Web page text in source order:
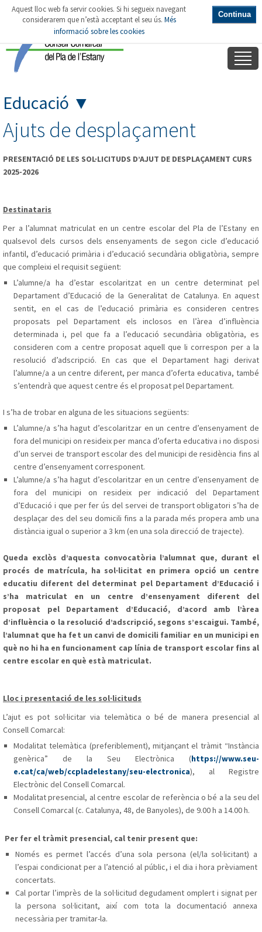
Educació ▼
Ajuts de desplaçament
PRESENTACIÓ DE LES SOL·LICITUDS D’AJUT DE DESPLAÇAMENT CURS
2025-2026
Destinataris
Per a l’alumnat matriculat en un centre escolar del Pla de l’Estany en
qualsevol dels cursos dels ensenyaments de segon cicle d’educació
infantil, d’educació primària i d’educació secundària obligatòria, sempre
que compleixi el requisit següent:
L’alumne/a ha d’estar escolaritzat en un centre determinat pel
Departament d’Educació de la Generalitat de Catalunya. En aquest
sentit, en el cas de l’educació primària es consideren centres
proposats pel Departament els inclosos en l’àrea d’influència
determinada i, pel que fa a l’educació secundària obligatòria, es
consideren com a centre proposat aquell que li correspon per a la
resolució d’adscripció. En cas que el Departament hagi derivat
l’alumne/a a un centre diferent, per manca d’oferta educativa, també
s’entendrà que aquest centre és el proposat pel Departament.
I s’ha de trobar en alguna de les situacions següents:
L’alumne/a s’ha hagut d’escolaritzar en un centre d’ensenyament de
fora del municipi on resideix per manca d’oferta educativa i no disposi
d’un servei de transport escolar des del municipi de residència fins al
centre d’ensenyament corresponent.
L’alumne/a s’ha hagut d’escolaritzar en un centre d’ensenyament de
fora del municipi on resideix per indicació del Departament
d’Educació i que per fer ús del servei de transport obligatori s’ha de
desplaçar des del seu domicili fins a la parada més propera amb una
distància igual o superior a 3 km (en una sola direcció de trajecte).
Queda exclòs d’aquesta convocatòria l’alumnat que, durant el
procés de matrícula, ha sol·licitat en primera opció un centre
educatiu diferent del determinat pel Departament d’Educació i
s’ha matriculat en un centre d’ensenyament diferent del
proposat pel Departament d’Educació, d’acord amb l’àrea
d’influència o la resolució d’adscripció, segons s’escaigui. També,
l’alumnat que ha fet un canvi de domicili familiar en un municipi en
què no hi ha en funcionament cap línia de transport escolar fins al
centre escolar en què està matriculat.
Lloc i presentació de les sol·licituds
L’ajut es pot sol·licitar via telemàtica o bé de manera presencial al
Consell Comarcal:
Modalitat telemàtica (preferiblement), mitjançant el tràmit “Instància
genèrica” de la Seu Electrònica (https://www.seu-
e.cat/ca/web/ccpladelestany/seu-electronica), al Registre
Electrònic del Consell Comarcal.
Modalitat presencial, al centre escolar de referència o bé a la seu del
Consell Comarcal (c. Catalunya, 48, de Banyoles), de 9.00 h a 14.00 h.
Per fer el tràmit presencial, cal tenir present que:
Només es permet l’accés d’una sola persona (el/la sol·licitant) a
l’espai condicionat per a l’atenció al públic, i el dia i hora prèviament
concertats.
Cal portar l’imprès de la sol·licitud degudament omplert i signat per
la persona sol·licitant, així com tota la documentació annexa
necessària per tramitar-la.
Aquest lloc web fa servir cookies. Si hi segueix navegant
considerarem que n’està acceptant el seu ús. Més
informació sobre les cookies
Continua